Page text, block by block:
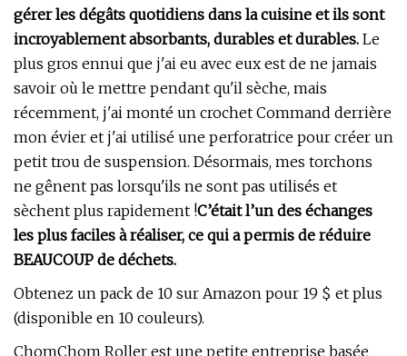
gérer les dégâts quotidiens dans la cuisine et ils sont
incroyablement absorbants, durables et durables. Le
plus gros ennui que j'ai eu avec eux est de ne jamais
savoir où le mettre pendant qu'il sèche, mais
récemment, j'ai monté un crochet Command derrière
mon évier et j'ai utilisé une perforatrice pour créer un
petit trou de suspension. Désormais, mes torchons
ne gênent pas lorsqu'ils ne sont pas utilisés et
sèchent plus rapidement !C’était l’un des échanges
les plus faciles à réaliser, ce qui a permis de réduire
BEAUCOUP de déchets.
Obtenez un pack de 10 sur Amazon pour 19 $ et plus
(disponible en 10 couleurs).
ChomChom Roller est une petite entreprise basée